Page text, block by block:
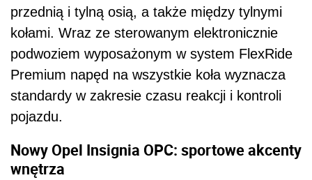
przednią i tylną osią, a także między tylnymi
kołami. Wraz ze sterowanym elektronicznie
podwoziem wyposażonym w system FlexRide
Premium napęd na wszystkie koła wyznacza
standardy w zakresie czasu reakcji i kontroli
pojazdu.
Nowy Opel Insignia OPC: sportowe akcenty
wnętrza